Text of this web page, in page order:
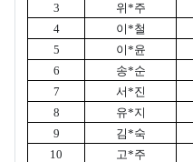
3
위*주
4
이*철
5
이*윤
6
송*순
7
서*진
8
유*지
9
김*숙
10
고*주